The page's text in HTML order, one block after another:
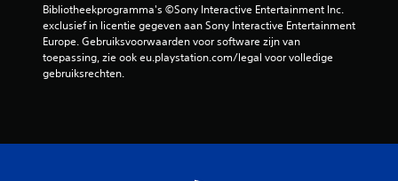
Bibliotheekprogramma's ©Sony Interactive Entertainment Inc.
exclusief in licentie gegeven aan Sony Interactive Entertainment
Europe. Gebruiksvoorwaarden voor software zijn van
toepassing, zie ook eu.playstation.com/legal voor volledige
gebruiksrechten.